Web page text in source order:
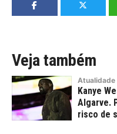
Veja também
Atualidade
Kanye
Algarve.
risco de